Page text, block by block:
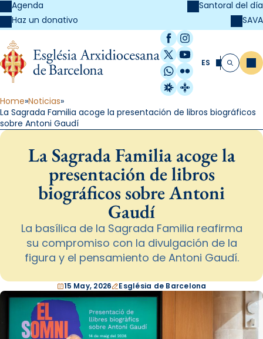
Agenda
Haz un donativo
Santoral del día
SAVA
Facebook
Instagram
X / Twitter
YouTube
WhatsApp
Flickr
Radio Estel
Catalunya
ES Buscar
Home Noticias
La Sagrada Familia acoge la presentación de libros biográficos
sobre Antoni Gaudí
La Sagrada Familia acoge la
presentación de libros
biográficos sobre Antoni
Gaudí
La basílica de la Sagrada Familia reafirma
su compromiso con la divulgación de la
figura y el pensamiento de Antoni Gaudí.
15 May, 2026 Església de Barcelona